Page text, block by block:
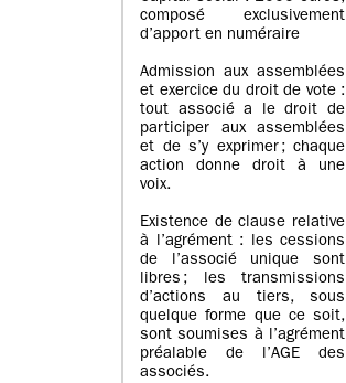
composé exclusivement
d’apport en numéraire
Admission aux assemblées
et exercice du droit de vote :
tout associé a le droit de
participer aux assemblées
et de s’y exprimer ; chaque
action donne droit à une
voix.
Existence de clause relative
à l’agrément : les cessions
de l’associé unique sont
libres ; les transmissions
d’actions au tiers, sous
quelque forme que ce soit,
sont soumises à l’agrément
préalable de l’AGE des
associés.